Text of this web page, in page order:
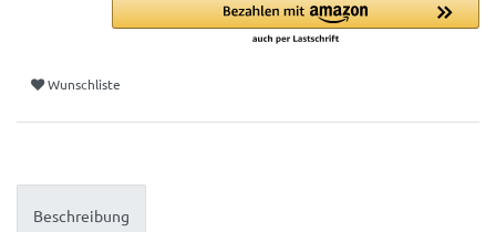
Wunschliste
Beschreibung